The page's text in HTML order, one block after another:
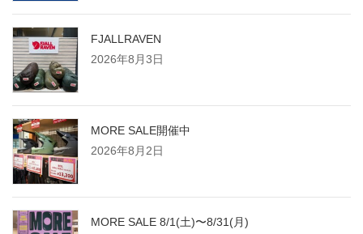
FJALLRAVEN
2026年8月3日
MORE SALE開催中
2026年8月2日
MORE SALE 8/1(土)〜8/31(月)